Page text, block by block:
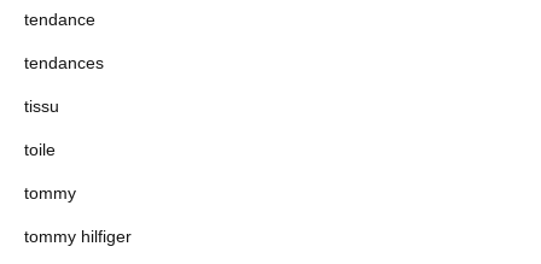
tendance
tendances
tissu
toile
tommy
tommy hilfiger